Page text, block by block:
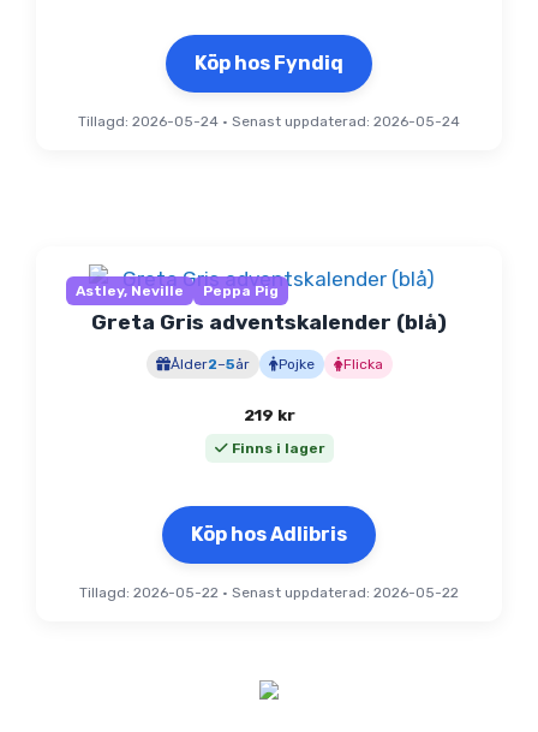
214 kr.203 kr.
Köp hos Fyndiq
Tillagd: 2026-05-24 • Senast uppdaterad: 2026-05-24
Astley, Neville Peppa Pig
Greta Gris adventskalender (blå)
Ålder2–5år Pojke Flicka
219 kr
Finns i lager
Köp hos Adlibris
Tillagd: 2026-05-22 • Senast uppdaterad: 2026-05-22